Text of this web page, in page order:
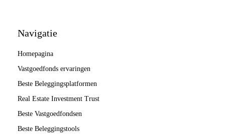
Navigatie
Homepagina
Vastgoedfonds ervaringen
Beste Beleggingsplatformen
Real Estate Investment Trust
Beste Vastgoedfondsen
Beste Beleggingstools